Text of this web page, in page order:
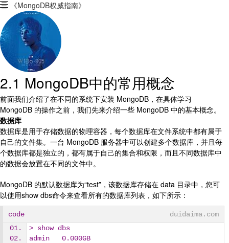
 《MongoDB权威指南》
2.1 MongoDB中的常用概念
前面我们介绍了在不同的系统下安装 MongoDB，在具体学习
MongoDB 的操作之前，我们先来介绍一些 MongoDB 中的基本概念。
数据库
数据库是用于存储数据的物理容器，每个数据库在文件系统中都有属于
自己的文件集。一台 MongoDB 服务器中可以创建多个数据库，并且每
个数据库都是独立的，都有属于自己的集合和权限，而且不同数据库中
的数据会放置在不同的文件中。
MongoDB 的默认数据库为“test”，该数据库存储在 data 目录中，您可
以使用show dbs命令来查看所有的数据库列表，如下所示：
code
duidaima.com
> show dbs
admin   0.000GB